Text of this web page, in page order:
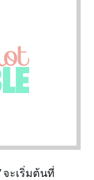
จะเริ่มต้นที่